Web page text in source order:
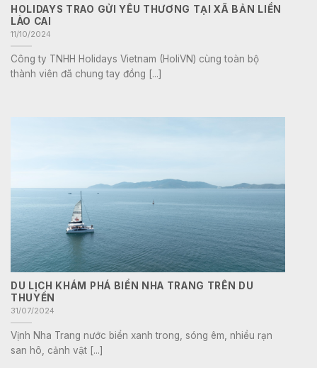
HOLIDAYS TRAO GỬI YÊU THƯƠNG TẠI XÃ BẢN LIỀN
LÀO CAI
11/10/2024
Công ty TNHH Holidays Vietnam (HoliVN) cùng toàn bộ
thành viên đã chung tay đồng [...]
DU LỊCH KHÁM PHÁ BIỂN NHA TRANG TRÊN DU
THUYỀN
31/07/2024
Vịnh Nha Trang nước biển xanh trong, sóng êm, nhiều rạn
san hô, cảnh vật [...]